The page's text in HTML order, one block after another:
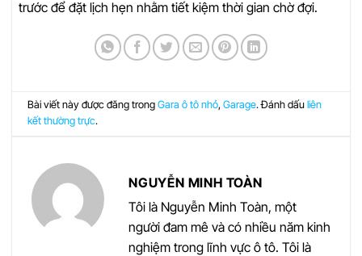
trước để đặt lịch hẹn nhằm tiết kiệm thời gian chờ đợi.
Bài viết này được đăng trongGara ô tô nhỏ,Garage. Đánh dấuliên
kết thường trực.
NGUYỄN MINH TOÀN
Tôi là Nguyễn Minh Toàn, một
người đam mê và có nhiều năm kinh
nghiệm trong lĩnh vực ô tô. Tôi là